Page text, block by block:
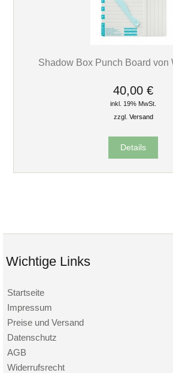
Shadow Box Punch Board von
40,00 €
inkl. 19% MwSt.
zzgl. Versand
Details
Wichtige Links
Startseite
Impressum
Preise und Versand
Datenschutz
AGB
Widerrufsrecht